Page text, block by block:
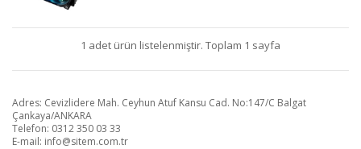
1 adet ürün listelenmiştir. Toplam 1 sayfa
Adres: Cevizlidere Mah. Ceyhun Atuf Kansu Cad. No:147/C Balgat
Çankaya/ANKARA
Telefon: 0312 350 03 33
E-mail: info@sitem.com.tr